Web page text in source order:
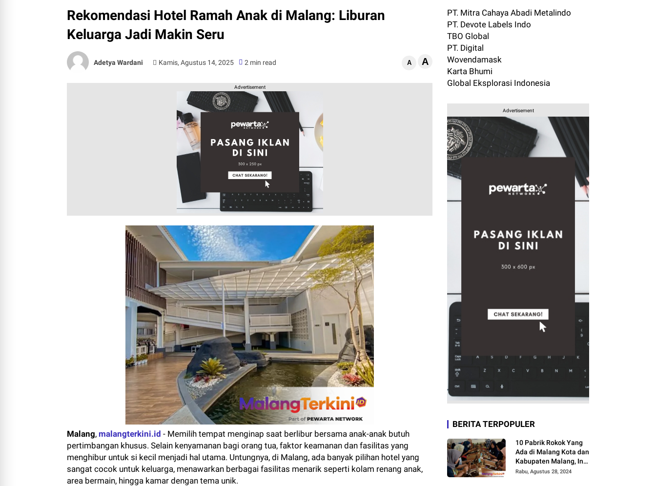
Rekomendasi Hotel Ramah Anak di Malang: Liburan
Keluarga Jadi Makin Seru
Adetya Wardani Kamis, Agustus 14, 2025 2 min read A A
Advertisement
Malang, malangterkini.id - Memilih tempat menginap saat berlibur bersama anak-anak butuh
pertimbangan khusus. Selain kenyamanan bagi orang tua, faktor keamanan dan fasilitas yang
menghibur untuk si kecil menjadi hal utama. Untungnya, di Malang, ada banyak pilihan hotel yang
sangat cocok untuk keluarga, menawarkan berbagai fasilitas menarik seperti kolam renang anak,
area bermain, hingga kamar dengan tema unik.
PT. Mitra Cahaya Abadi Metalindo
PT. Devote Labels Indo
TBO Global
PT. Digital
Wovendamask
Karta Bhumi
Global Eksplorasi Indonesia
Advertisement
BERITA TERPOPULER
10 Pabrik Rokok Yang
Ada di Malang Kota dan
Kabupaten Malang, Ini
Alamat dan
Rabu, Agustus 28, 2024